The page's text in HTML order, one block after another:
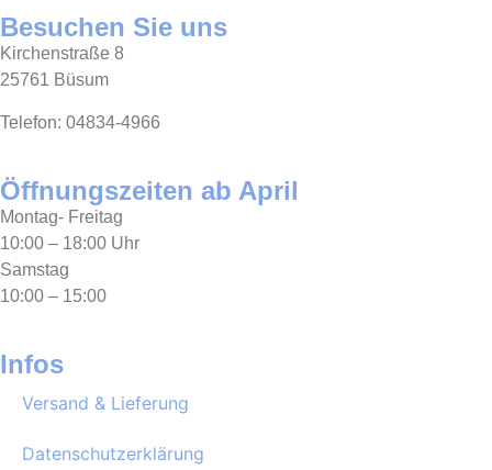
Besuchen Sie uns
Kirchenstraße 8
25761 Büsum
Telefon: 04834-4966
Öffnungszeiten ab April
Montag- Freitag
10:00 – 18:00 Uhr
Samstag
10:00 – 15:00
Infos
Versand & Lieferung
Datenschutzerklärung